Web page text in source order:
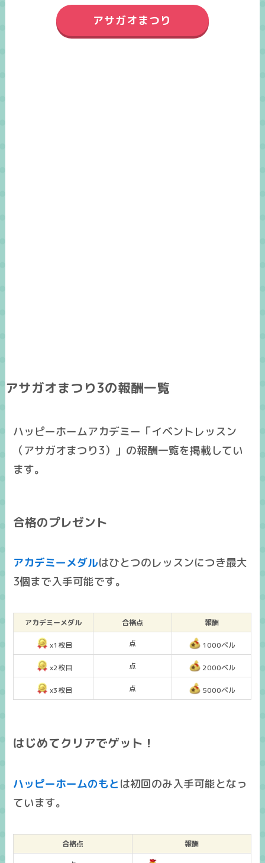
アサガオまつり
アサガオまつり3の報酬一覧
ハッピーホームアカデミー「イベントレッスン
（アサガオまつり3）」の報酬一覧を掲載してい
ます。
合格のプレゼント
アカデミーメダルはひとつのレッスンにつき最大
3個まで入手可能です。
アカデミーメダル 合格点 報酬
x1枚目 点 1000ベル
x2枚目 点 2000ベル
x3枚目 点 5000ベル
はじめてクリアでゲット！
ハッピーホームのもと は初回のみ入手可能となっ
ています。
合格点 報酬